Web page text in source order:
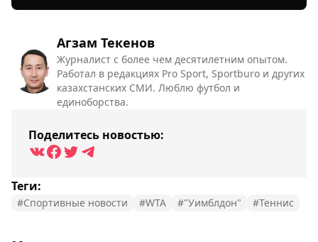
Агзам Текенов
Журналист с более чем десятилетним опытом.
Работал в редакциях Pro Sport, Sportburo и других
казахстанских СМИ. Люблю футбол и
единоборства.
Поделитесь новостью:
Теги:
#Спортивные новости #WTA #"Уимблдон" #Теннис